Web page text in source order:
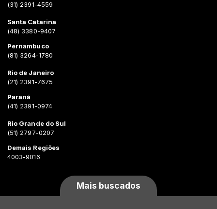
(31) 2391-4559
Santa Catarina
(48) 3380-9407
Pernambuco
(81) 3264-1780
Rio de Janeiro
(21) 2391-7675
Paraná
(41) 2391-0974
Rio Grande do Sul
(51) 2797-0207
Demais Regiões
4003-9016
Mais buscados